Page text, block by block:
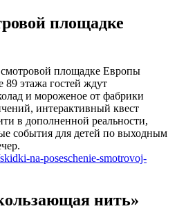
площадке
площадке Европы
этажа гостей ждут
и мороженое от фабрики
интерактивный квест
в дополненной реальности,
события для детей по выходным
na-poseschenie-smotrovoj-
нить»